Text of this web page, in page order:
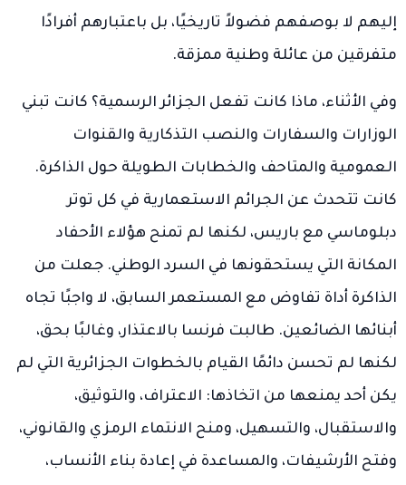
إليهم لا بوصفهم فضولاً تاريخيًا، بل باعتبارهم أفرادًا
متفرقين من عائلة وطنية ممزقة.
وفي الأثناء، ماذا كانت تفعل الجزائر الرسمية؟ كانت تبني
الوزارات والسفارات والنصب التذكارية والقنوات
العمومية والمتاحف والخطابات الطويلة حول الذاكرة.
كانت تتحدث عن الجرائم الاستعمارية في كل توتر
دبلوماسي مع باريس، لكنها لم تمنح هؤلاء الأحفاد
المكانة التي يستحقونها في السرد الوطني. جعلت من
الذاكرة أداة تفاوض مع المستعمر السابق، لا واجبًا تجاه
أبنائها الضائعين. طالبت فرنسا بالاعتذار، وغالبًا بحق،
لكنها لم تحسن دائمًا القيام بالخطوات الجزائرية التي لم
يكن أحد يمنعها من اتخاذها: الاعتراف، والتوثيق،
والاستقبال، والتسهيل، ومنح الانتماء الرمزي والقانوني،
وفتح الأرشيفات، والمساعدة في إعادة بناء الأنساب،